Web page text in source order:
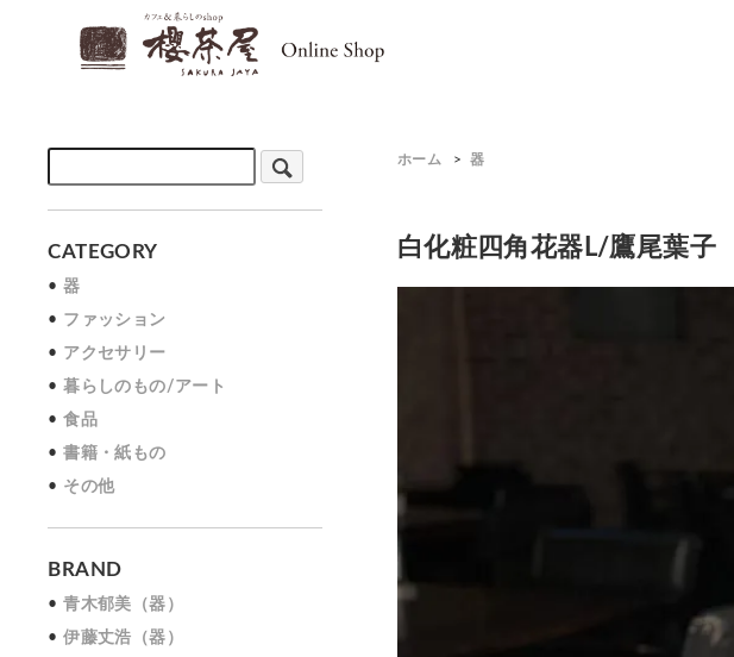
CATEGORY
器
ファッション
アクセサリー
暮らしのもの/アート
食品
書籍・紙もの
その他
BRAND
青木郁美（器）
伊藤丈浩（器）
ホーム > 器
白化粧四角花器L/鷹尾葉子